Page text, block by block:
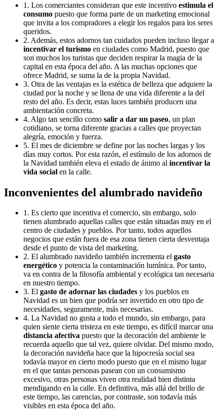
1. Los comerciantes consideran que este incentivo estimula el
consumo puesto que forma parte de un marketing emocional
que invita a los compradores a elegir los regalos para los seres
queridos.
2. Además, estos adornos tan cuidados pueden incluso llegar a
incentivar el turismo en ciudades como Madrid, puesto que
son muchos los turistas que deciden respirar la magia de la
capital en esta época del año. A las muchas opciones que
ofrece Madrid, se suma la de la propia Navidad.
3. Otra de las ventajas es la estética de belleza que adquiere la
ciudad por la noche y se llena de una vida diferente a la del
resto del año. Es decir, estas luces también producen una
ambientación concreta.
4. Algo tan sencillo como salir a dar un paseo, un plan
cotidiano, se torna diferente gracias a calles que proyectan
alegría, emoción y fuerza.
5. El mes de diciembre se define por las noches largas y los
días muy cortos. Por esta razón, el estímulo de los adornos de
la Navidad también eleva el estado de ánimo al incentivar la
vida social en la calle.
Inconvenientes del alumbrado navideño
1. Es cierto que incentiva el comercio, sin embargo, solo
tienen alumbrado aquellas calles que están situadas muy en el
centro de ciudades y pueblos. Por tanto, todos aquellos
negocios que están fuera de esa zona tienen cierta desventaja
desde el punto de vista del marketing.
2. El alumbrado navideño también incrementa el gasto
energético y potencia la contaminación lumínica. Por tanto,
va en contra de la filosofía ambiental y ecológica tan necesaria
en nuestro tiempo.
3. El gasto de adornar las ciudades y los pueblos en
Navidad es un bien que podría ser invertido en otro tipo de
necesidades, seguramente, más necesarias.
4. La Navidad no gusta a todo el mundo, sin embargo, para
quien siente cierta tristeza en este tiempo, es difícil marcar una
distancia afectiva puesto que la decoración del ambiente le
recuerda aquello que tal vez, quiere olvidar. Del mismo modo,
la decoración navideña hace que la hipocresía social sea
todavía mayor en cierto modo puesto que en el mismo lugar
en el que tantas personas pasean con un consumismo
excesivo, otras personas viven otra realidad bien distinta
mendigando en la calle. En definitiva, más allá del brillo de
este tiempo, las carencias, por contraste, son todavía más
visibles en esta época del año.